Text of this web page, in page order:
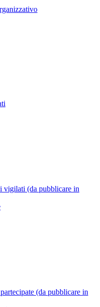
vigilati (da pubblicare in
(da pubblicare in